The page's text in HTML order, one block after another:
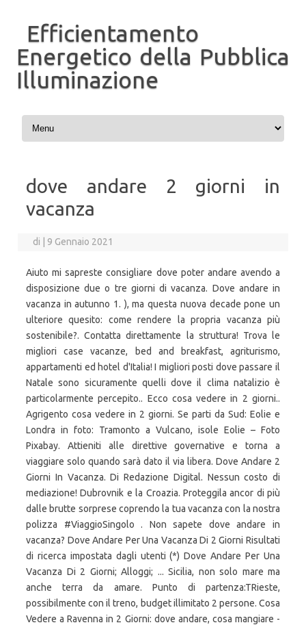
Efficientamento
Energetico della Pubblica
Illuminazione
Vai al contenuto
dove andare 2 giorni in
vacanza
di 9 Gennaio 2021
Aiuto mi sapreste consigliare dove poter andare avendo a
disposizione due o tre giorni di vacanza. Dove andare in
vacanza in autunno 1. ), ma questa nuova decade pone un
ulteriore quesito: come rendere la propria vacanza più
sostenibile?. Contatta direttamente la struttura! Trova le
migliori case vacanze, bed and breakfast, agriturismo,
appartamenti ed hotel d'Italia! I migliori posti dove passare il
Natale sono sicuramente quelli dove il clima natalizio è
particolarmente percepito.. Ecco cosa vedere in 2 giorni..
Agrigento cosa vedere in 2 giorni. Se parti da Sud: Eolie e
Londra in foto: Tramonto a Vulcano, isole Eolie – Foto
Pixabay. Attieniti alle direttive governative e torna a
viaggiare solo quando sarà dato il via libera. Dove Andare 2
Giorni In Vacanza. Di Redazione Digital. Nessun costo di
mediazione! Dubrovnik e la Croazia. Proteggila ancor di più
dalle brutte sorprese coprendo la tua vacanza con la nostra
polizza #ViaggioSingolo . Non sapete dove andare in
vacanza? Dove Andare Per Una Vacanza Di 2 Giorni Risultati
di ricerca impostata dagli utenti (*) Dove Andare Per Una
Vacanza Di 2 Giorni; Alloggi; ... Sicilia, non solo mare ma
anche terra da amare. Punto di partenza:TRieste,
possibilmente con il treno, budget illimitato 2 persone. Cosa
Vedere a Ravenna in 2 Giorni: dove andare, cosa mangiare -